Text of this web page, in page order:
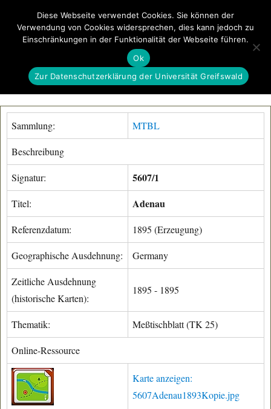
GeoGREIF MENÜ
Sammlung: MTBL
Beschreibung
Signatur: 5607/1
Titel: Adenau
Referenzdatum: 1895 (Erzeugung)
Geographische Ausdehnung: Germany
Zeitliche Ausdehnung
(historische Karten):
1895 - 1895
Thematik: Meßtischblatt (TK 25)
Online-Ressource
Karte anzeigen:
5607Adenau1893Kopie.jpg
Diese Webseite verwendet Cookies. Sie können der
Verwendung von Cookies widersprechen, dies kann jedoch zu
Einschränkungen in der Funktionalität der Webseite führen.
Ok
Zur Datenschutzerklärung der Universität Greifswald